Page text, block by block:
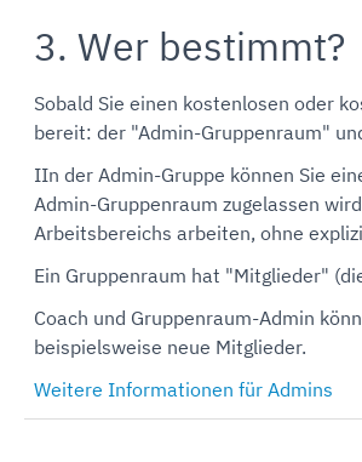
3. Wer bestimmt?
Sobald Sie einen kostenlosen oder
bereit: der "Admin-Gruppenraum"
IIn der Admin-Gruppe können Sie
Admin-Gruppenraum zugelassen
Arbeitsbereichs arbeiten, ohne
Ein Gruppenraum hat "Mitglieder"
Coach und Gruppenraum-Admin
beispielsweise neue Mitglieder.
Weitere Informationen für Admins